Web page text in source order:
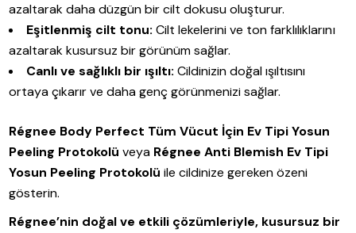
azaltarak daha düzgün bir cilt dokusu oluşturur.
Eşitlenmiş cilt tonu: Cilt lekelerini ve ton farklılıklarını
azaltarak kusursuz bir görünüm sağlar.
Canlı ve sağlıklı bir ışıltı: Cildinizin doğal ışıltısını
ortaya çıkarır ve daha genç görünmenizi sağlar.
Régnee Body Perfect Tüm Vücut İçin Ev Tipi Yosun
Peeling Protokolü veya Régnee Anti Blemish Ev Tipi
Yosun Peeling Protokolü ile cildinize gereken özeni
gösterin.
Régnee’nin doğal ve etkili çözümleriyle, kusursuz bir